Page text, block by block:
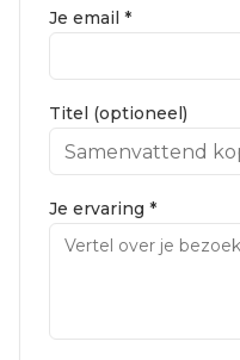
Je email *
Titel (optioneel)
Je ervaring *